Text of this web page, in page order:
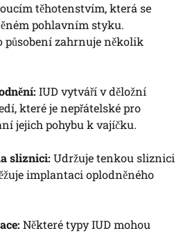
těhotenstvím, která se
pohlavním styku.
působení zahrnuje několik
IUD vytváří v děložní
které je nepřátelské pro
jejich pohybu k vajíčku.
sliznici: Udržuje tenkou sliznici
implantaci oplodněného
Některé typy IUD mohou